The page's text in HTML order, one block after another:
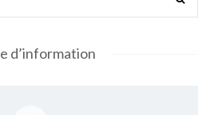
d’information